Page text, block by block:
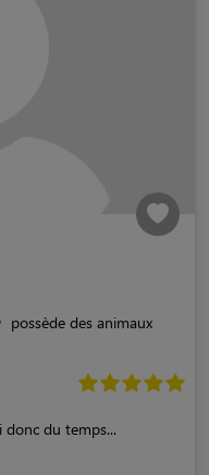
possède des animaux
donc du temps...